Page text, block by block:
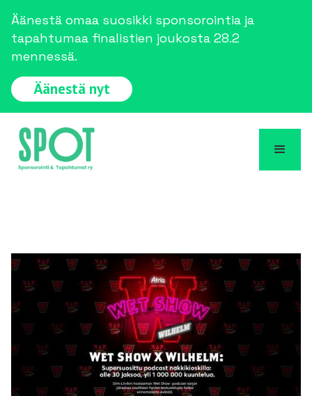
Äänestä omaa suosikki sponsorointia ja
tapahtumaa finalistien joukosta 28.2
mennessä.
Äänestä nyt